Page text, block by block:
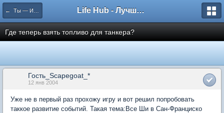
← Ты — Избранный Life Hub - Лучшие компьютерные игры мира
Где теперь взять топливо для танкера?
Гость_Scapegoat_*
12 янв 2004
Уже не в первый раз прохожу игру и вот решил попробовать
таккое развитие событий. Такая тема:Все Ши в Сан-Франциско